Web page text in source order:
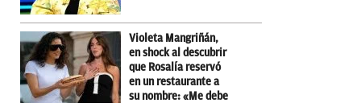
Violeta Mangriñán,
en shock al descubrir
que Rosalía reservó
en un restaurante a
su nombre: «Me debe